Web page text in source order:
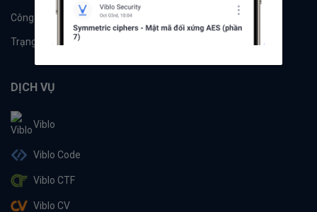
Công cụ
Trạng thái hệ thống
DỊCH VỤ
Viblo
Viblo Code
Viblo CTF
Viblo CV